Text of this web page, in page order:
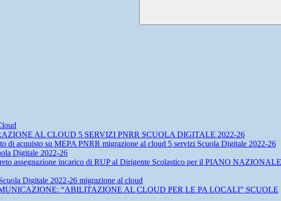
AL CLOUD 5 SERVIZI PNRR SCUOLA DIGITALE 2022-26
di acquisto su MEPA PNRR migrazione al cloud 5 servizi Scuola Digitale 2022-26
Digitale 2022-26
assegnazione incarico di RUP al Dirigente Scolastico per il PIANO
Digitale 2022-26 migrazione al cloud
“ABILITAZIONE AL CLOUD PER LE PA LOCALI” SCUOLE